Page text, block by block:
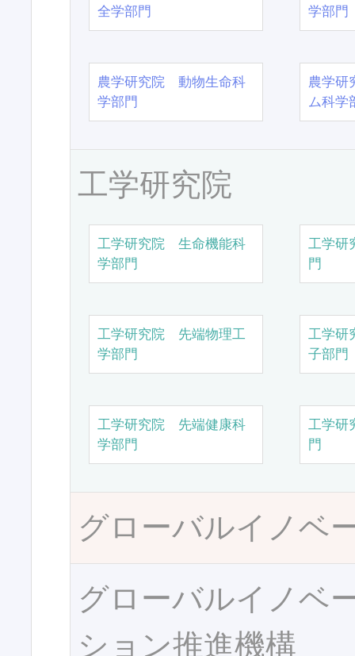
全学部門
学部門
農学研究院 動物生命科
学部門
農学
ム科学
工学研究院
工学研究院 生命機能科
学部門
工学研
門
工学研究院 先端物理工
学部門
工学研
子部門
工学研究院 先端健康科
学部門
工学研
門
グローバルイノベ
グローバルイノベ
ション推進機構